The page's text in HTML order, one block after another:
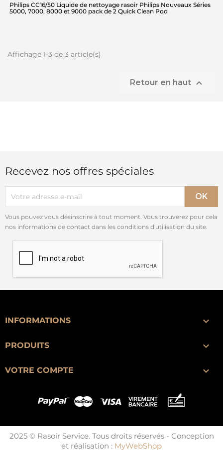
Philips CC16/50 Liquide de nettoyage rasoir Philips Nouveaux Séries
5000, 7000, 8000 et 9000 pack de 2 Quick Clean Pod
Affichage 1-3 de 3 article(s)
Retour en haut 
Recevez nos offres spéciales
Vous pouvez vous désinscrire à tout moment. Vous trouverez pour cela
nos informations de contact dans les conditions d'utilisation du site.
INFORMATIONS 
PRODUITS 
VOTRE COMPTE 
2025 © Rasoir Service. Tous droits réservés - Conception
et réalisation : MyWebShop